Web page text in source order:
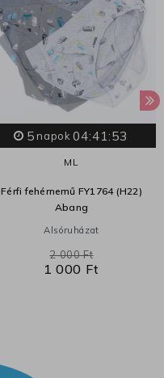
5 napok 04:41:53
M L
Férfi fehérnemű FY1764 (H22)
Abang
Alsóruházat
1 000 Ft
2 000 Ft